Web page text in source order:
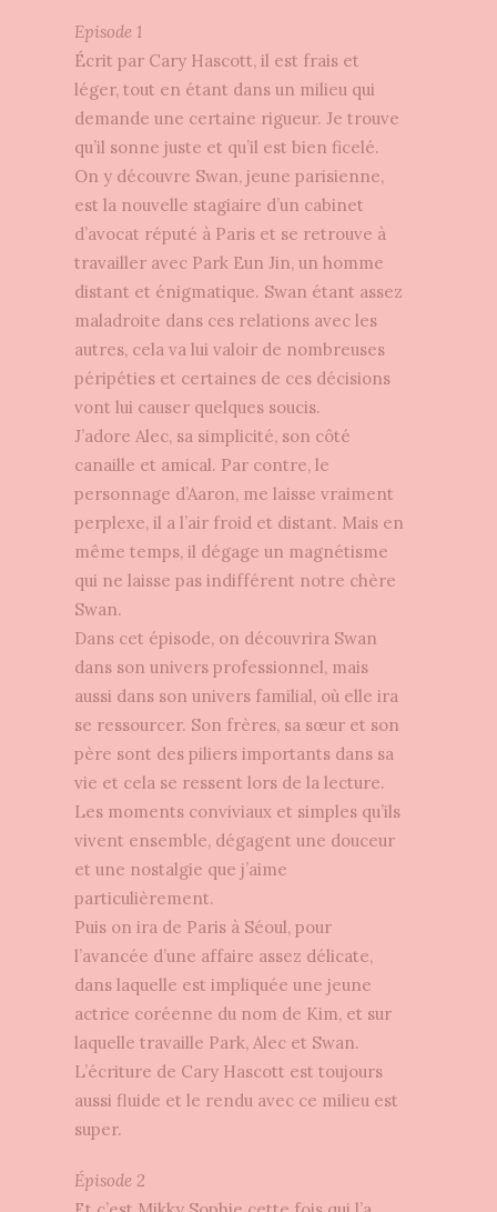
Episode 1
Écrit par Cary Hascott, il est frais et
léger, tout en étant dans un milieu qui
demande une certaine rigueur. Je trouve
qu’il sonne juste et qu’il est bien ficelé.
On y découvre Swan, jeune parisienne,
est la nouvelle stagiaire d’un cabinet
d’avocat réputé à Paris et se retrouve à
travailler avec Park Eun Jin, un homme
distant et énigmatique. Swan étant assez
maladroite dans ces relations avec les
autres, cela va lui valoir de nombreuses
péripéties et certaines de ces décisions
vont lui causer quelques soucis.
J’adore Alec,sa simplicité, son côté
canaille et amical. Par contre, le
personnage d’Aaron, me laisse vraiment
perplexe, il a l’air froid et distant. Mais en
même temps, il dégage un magnétisme
qui ne laisse pas indifférent notre chère
Swan.
Dans cet épisode, on découvrira Swan
dans son univers professionnel, mais
aussi dans son univers familial, où elle ira
se ressourcer. Son frères, sa sœur et son
père sont des piliers importants dans sa
vie et cela se ressent lors de la lecture.
Les moments conviviaux et simples qu’ils
vivent ensemble, dégagent une douceur
et une nostalgie que j’aime
particulièrement.
Puis on ira de Paris à Séoul, pour
l’avancée d’une affaire assez délicate,
dans laquelle est impliquée une jeune
actrice coréenne du nom de Kim, et sur
laquelle travaille Park, Alec et Swan.
L’écriture de Cary Hascott est toujours
aussi fluide et le rendu avec ce milieu est
super.
Épisode 2